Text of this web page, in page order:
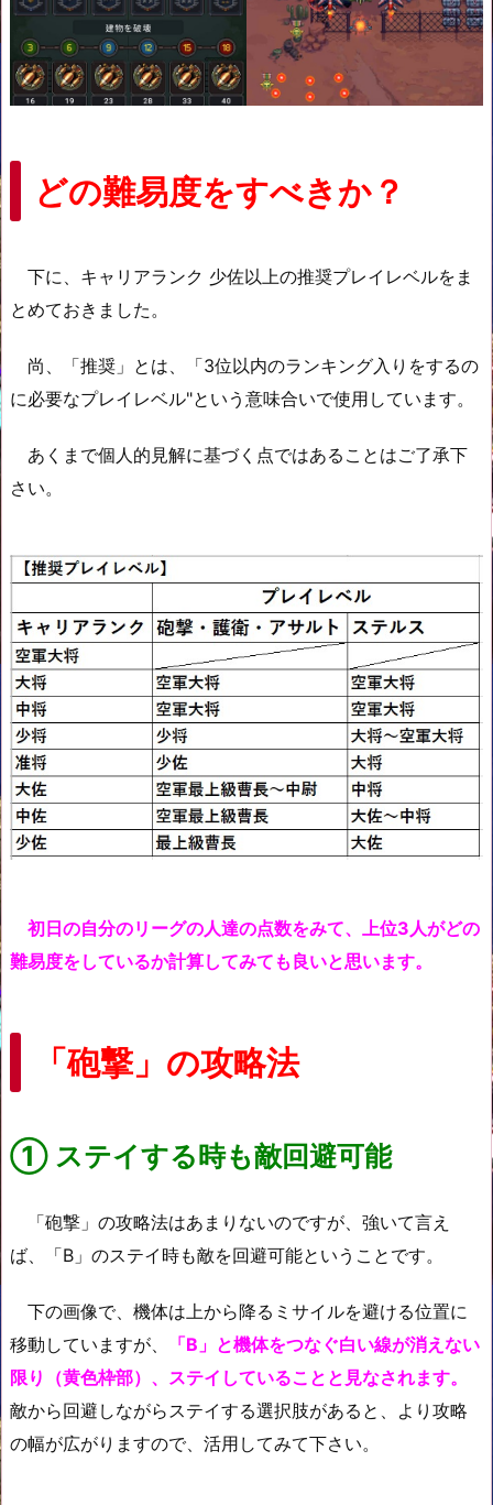
どの難易度をすべきか？
下に、キャリアランク 少佐以上の推奨プレイレベルをま
とめておきました。
尚、「推奨」とは、「3位以内のランキング入りをするの
に必要なプレイレベル"という意味合いで使用しています。
あくまで個人的見解に基づく点ではあることはご了承下
さい。
初日の自分のリーグの人達の点数をみて、上位3人がどの
難易度をしているか計算してみても良いと思います。
「砲撃」の攻略法
① ステイする時も敵回避可能
「砲撃」の攻略法はあまりないのですが、強いて言え
ば、「B」のステイ時も敵を回避可能ということです。
下の画像で、機体は上から降るミサイルを避ける位置に
移動していますが、
「B」と機体をつなぐ白い線が消えない
限り（黄色枠部）、ステイしていることと見なされます。
敵から回避しながらステイする選択肢があると、より攻略
の幅が広がりますので、活用してみて下さい。